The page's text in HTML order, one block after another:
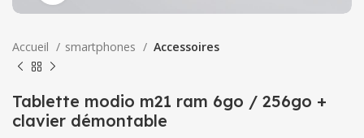
Accueil smartphones Accessoires
Tablette modio m21 ram 6go / 256go +
clavier démontable